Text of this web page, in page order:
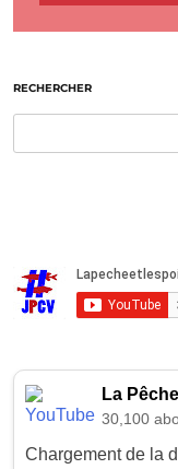
RECHERCHER
La
30,100
Chargement de la